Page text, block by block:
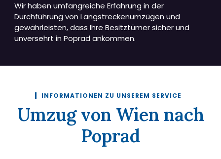
Wir haben umfangreiche Erfahrung in der
Durchführung von Langstreckenumzügen und
gewährleisten, dass Ihre Besitztümer sicher und
unversehrt in Poprad ankommen.
INFORMATIONEN ZU UNSEREM SERVICE
Umzug von Wien nach
Poprad